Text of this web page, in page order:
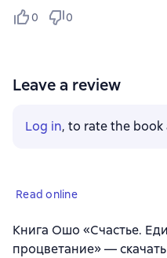
0 0
Leave a review
Log in, to rate the book
Read online
Книга Ошо «Счастье.
процветание» —